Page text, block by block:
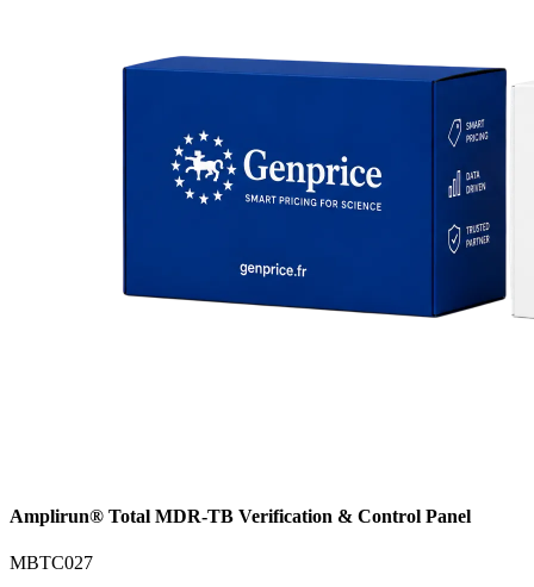
Amplirun® Total MDR-TB Verification & Control Panel
MBTC027